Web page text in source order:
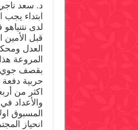
د. سعد
ابتداء
لدى
قبل الأمين
العدل
المروعة
بقصف جوي
حربية دفعة
اكثر من
والأعداد
المسبوق
انحياز